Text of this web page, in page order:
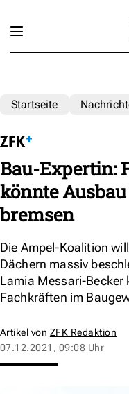
Startseite
Bau-Expertin:
könnte
bremsen
Die Ampel-Koalition
Dächern massiv
Lamia Messari-Becker
Fachkräften im
Artikel von ZFK Redaktion
07.12.2021, 09:08 Uhr